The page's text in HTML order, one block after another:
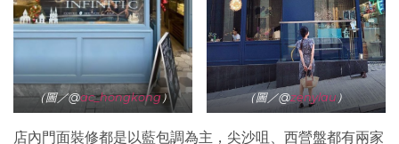
（圖／@ac_hongkong） （圖／@zenylau ）
店內門面裝修都是以藍包調為主，尖沙咀、西營盤都有兩家